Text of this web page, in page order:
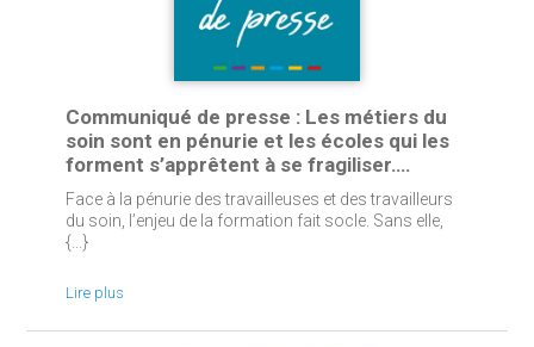
Communiqué de presse : Les métiers du
soin sont en pénurie et les écoles qui les
forment s’apprêtent à se fragiliser….
Face à la pénurie des travailleuses et des travailleurs
du soin, l’enjeu de la formation fait socle. Sans elle,
{...}
Lire plus